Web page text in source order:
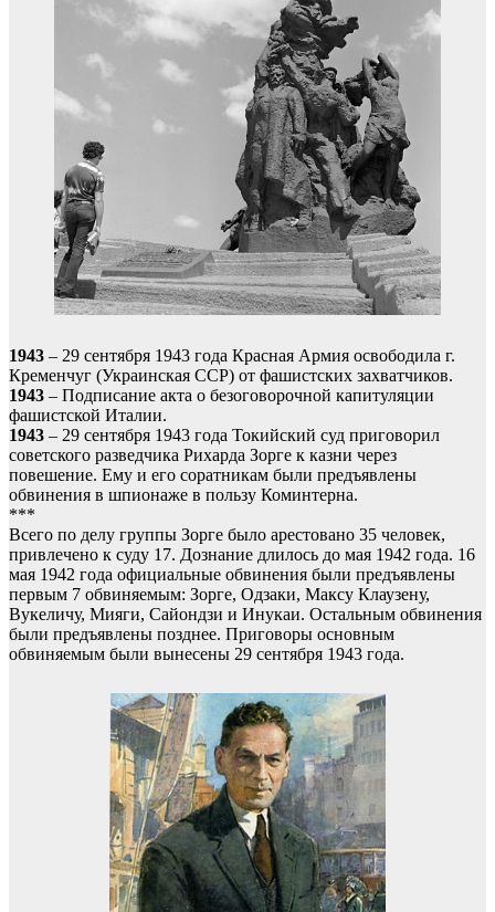
1943 – 29 сентября 1943 года Красная Армия освободила г.
Кременчуг (Украинская ССР) от фашистских захватчиков.
1943 – Подписание акта о безоговорочной капитуляции
фашистской Италии.
1943 – 29 сентября 1943 года Токийский суд приговорил
советского разведчика Рихарда Зорге к казни через
повешение. Ему и его соратникам были предъявлены
обвинения в шпионаже в пользу Коминтерна.
***
Всего по делу группы Зорге было арестовано 35 человек,
привлечено к суду 17. Дознание длилось до мая 1942 года. 16
мая 1942 года официальные обвинения были предъявлены
первым 7 обвиняемым: Зорге, Одзаки, Максу Клаузену,
Вукеличу, Мияги, Сайондзи и Инукаи. Остальным обвинения
были предъявлены позднее. Приговоры основным
обвиняемым были вынесены 29 сентября 1943 года.